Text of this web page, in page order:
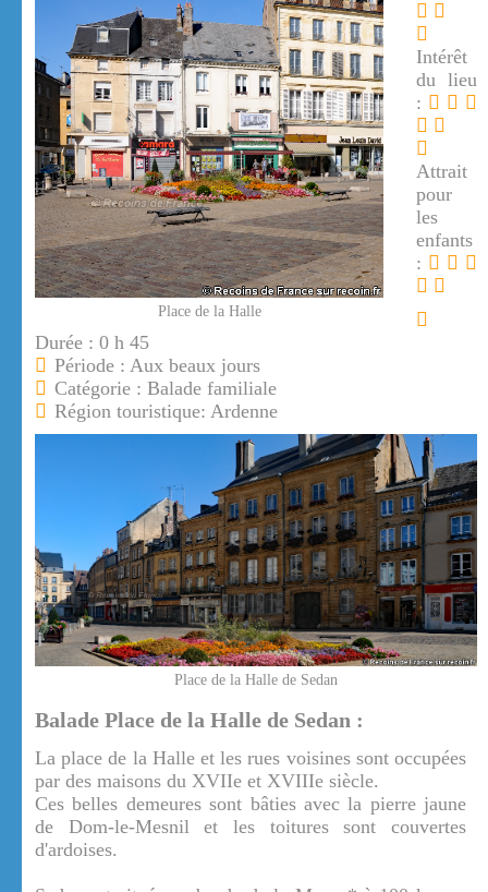
Place de la Halle
Intérêt
du lieu
:
Attrait
pour
les
enfants
:
Durée : 0 h 45
Période : Aux beaux jours
Catégorie : Balade familiale
Région touristique: Ardenne
Place de la Halle de Sedan
Balade Place de la Halle de Sedan :
La place de la Halle et les rues voisines sont occupées
par des maisons du XVIIe et XVIIIe siècle.
Ces belles demeures sont bâties avec la pierre jaune
de Dom-le-Mesnil et les toitures sont couvertes
d'ardoises.